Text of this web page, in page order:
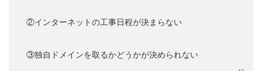
②インターネットの工事日程が決まらない
③独自ドメインを取るかどうかが決められない